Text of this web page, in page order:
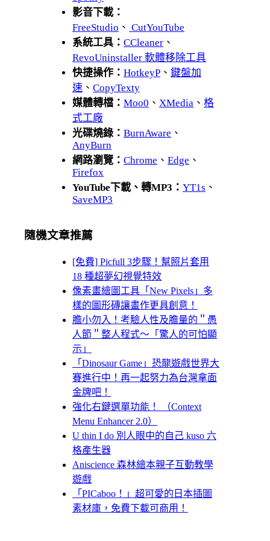
影音下載：
FreeStudio 、 CutYouTube
系統工具： CCleaner 、
RevoUninstaller 軟體移除工具
快捷操作： HotkeyP 、 鍵盤加
速 、 CopyTexty
媒體轉檔： Moo0 、 XMedia 、 格
式工廠
光碟燒錄： BurnAware 、
AnyBurn
網路瀏覽： Chrome 、 Edge 、
Firefox
YouTube下載、轉MP3： YT1s 、
SaveMP3
隨機文章推薦
[免費] Picfull 3步驟！幫照片套用
18 種超夢幻視覺特效
像素畫繪圖工具「New Pixels」多
樣的圖形磚讓畫作更具創意！
膽小勿入！考驗人性及膽量的＂愚
人節＂整人程式～「驚人的可怕顯
示」
「Dinosaur Game」恐龍遊戲世界大
賽進行中！再一起努力為台灣拿面
金牌吧！
強化右鍵選單功能！ （Context
Menu Enhancer 2.0）
U thin I do 別人眼中的自己 kuso 六
格產生器
Aniscience 森林繪本親子互動教學
遊戲
「PICaboo！」超可愛的日本插圖
素材庫，免費下載可商用！